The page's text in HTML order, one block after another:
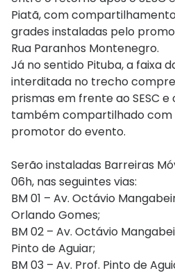
Piatã, com
grades instaladas pelo
Rua Paranhos Montenegro.
Já no sentido Pituba, a faixa
interditada no trecho
prismas em frente ao SESC
também compartilhado com
promotor do evento.
Serão instaladas Barreiras
06h, nas seguintes vias:
BM 01 – Av. Octávio
Orlando Gomes;
BM 02 – Av. Octávio
Pinto de Aguiar;
BM 03 – Av. Prof. Pinto de